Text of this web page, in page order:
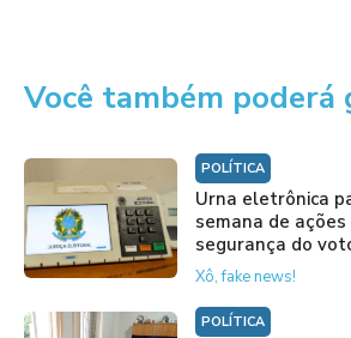
Você também poderá
POLÍTICA
Urna eletrônica
semana de
segurança do
Xô, fake news!
POLÍTICA